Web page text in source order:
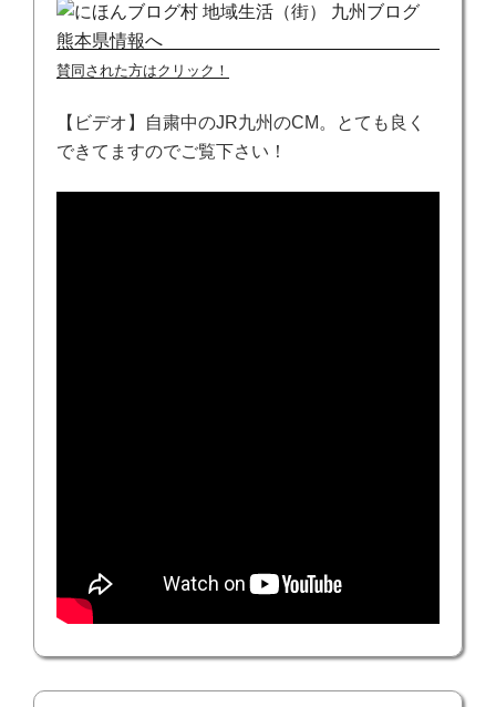
賛同された方はクリック！
【ビデオ】自粛中のJR九州のCM。とても良く
できてますのでご覧下さい！